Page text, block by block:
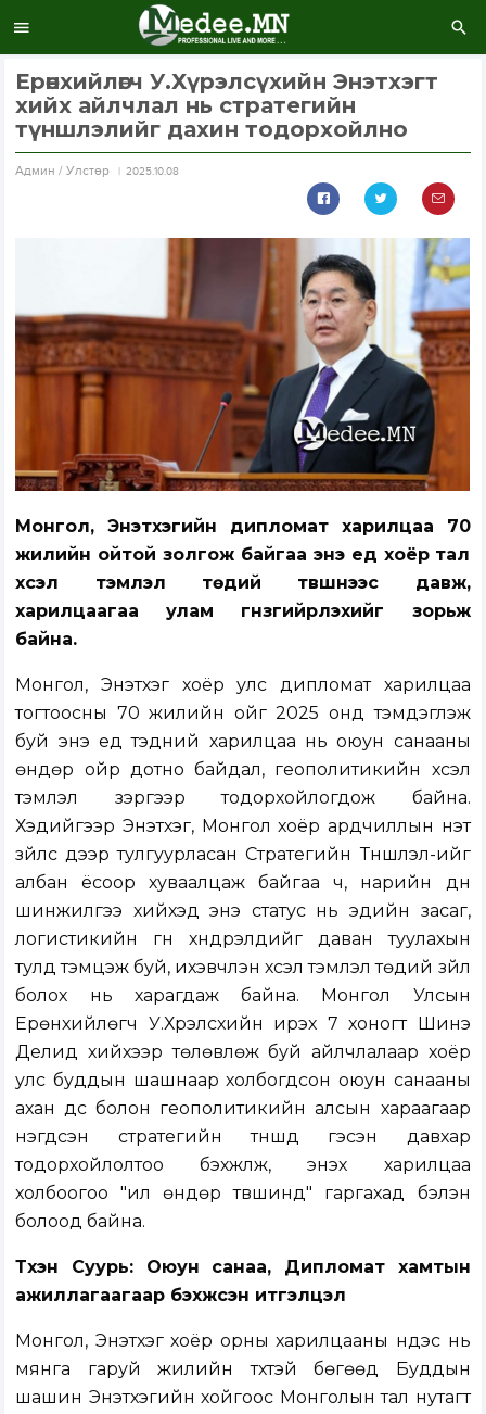
Ерөнхийлөгч У.Хүрэлсүхийн Энэтхэгт
хийх айлчлал нь стратегийн
түншлэлийг дахин тодорхойлно
Aдмин / Улстөр 2025.10.08
Монгол, Энэтхэгийн дипломат харилцаа 70
жилийн ойтой золгож байгаа энэ үед хоёр тал
хүсэл тэмүүлэл төдий түвшнээс давж,
харилцаагаа улам гүнзгийрүүлэхийг зорьж
байна.
Монгол, Энэтхэг хоёр улс дипломат харилцаа
тогтоосны 70 жилийн ойг 2025 онд тэмдэглэж
буй энэ үед тэдний харилцаа нь оюун санааны
өндөр ойр дотно байдал, геополитикийн хүсэл
тэмүүлэл зэргээр тодорхойлогдож байна.
Хэдийгээр Энэтхэг, Монгол хоёр ардчиллын үнэт
зүйлс дээр тулгуурласан Стратегийн Түншлэл-ийг
албан ёсоор хуваалцаж байгаа ч, нарийн дүн
шинжилгээ хийхэд энэ статус нь эдийн засаг,
логистикийн гүн хүндрэлүүдийг даван туулахын
тулд тэмцэж буй, ихэвчлэн хүсэл тэмүүлэл төдий зүйл
болох нь харагдаж байна. Монгол Улсын
Ерөнхийлөгч У.Хүрэлсүхийн ирэх 7 хоногт Шинэ
Делид хийхээр төлөвлөж буй айлчлалаар хоёр
улс буддын шашнаар холбогдсон оюун санааны
ахан дүүс болон геополитикийн алсын хараагаар
нэгдсэн стратегийн түншүүд гэсэн давхар
тодорхойлолтоо бэхжүүлж, энэхүү харилцаа
холбоогоо "илүү өндөр түвшинд" гаргахад бэлэн
болоод байна.
Түүхэн Суурь: Оюун санаа, Дипломат хамтын
ажиллагаагаар бэхжсэн итгэлцэл
Монгол, Энэтхэг хоёр орны харилцааны үндэс нь
мянга гаруй жилийн түүхтэй бөгөөд Буддын
шашин Энэтхэгийн хойгоос Монголын тал нутагт